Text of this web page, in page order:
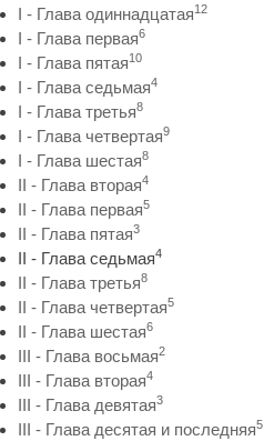
I - Глава одиннадцатая12
I - Глава первая6
I - Глава пятая10
I - Глава седьмая4
I - Глава третья8
I - Глава четвертая9
I - Глава шестая8
II - Глава вторая4
II - Глава первая5
II - Глава пятая3
II - Глава седьмая4
II - Глава третья8
II - Глава четвертая5
II - Глава шестая6
III - Глава восьмая2
III - Глава вторая4
III - Глава девятая3
III - Глава десятая и последняя5